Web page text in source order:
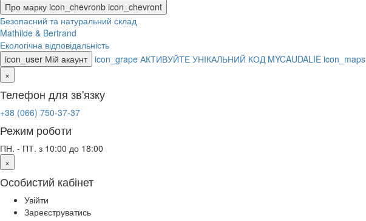
Про марку icon_chevronb icon_chevront
Безопасний та натуральний склад
Mathilde & Bertrand
Екологічна відповідальність
icon_user Мій акаунт icon_grape АКТИВУЙТЕ УНІКАЛЬНИЙ КОД MYCAUDALIE icon_maps
×
Телефон для зв'язку
+38 (066) 750-37-37
Режим роботи
ПН. - ПТ. з 10:00 до 18:00
×
Особистий кабінет
Увійти
Зареєструватись